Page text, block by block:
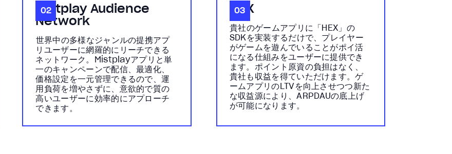
02
Mistplay Audience
Network
世界中の多様なジャンルの提携アプ
リユーザーに網羅的にリーチできる
ネットワーク。Mistplayアプリと単
一のキャンペーンで配信、最適化、
価格設定を一元管理できるので、運
用負荷を増やさずに、意欲的で質の
高いユーザーに効率的にアプローチ
できます。
03
HEX
貴社のゲームアプリに「HEX」の
SDKを実装するだけで、プレイヤー
がゲームを遊んでいることがポイ活
になる仕組みをユーザーに提供でき
ます。ポイント原資の負担はなく、
貴社も収益を得ていただけます。ゲ
ームアプリのLTVを向上させつつ新た
な収益源により、ARPDAUの底上げ
が可能になります。